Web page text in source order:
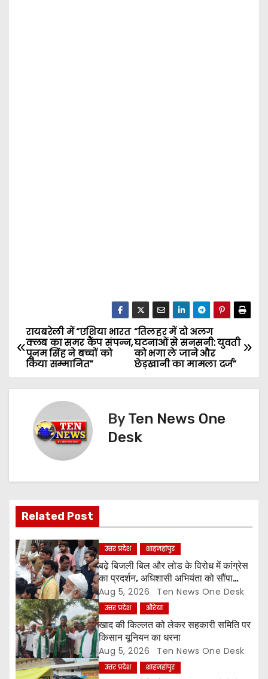
P
o
s
v
g
a
t
i
o
n
“तिलहर में दो अलग
घटनाओं से सनसनी: युवती
को भगा ले जाने और
छेड़खानी का मामला दर्ज”
रायबरेली में “एशिया भारत
क्लब का समर कैंप संपन्न,
पूनम सिंह ने बच्चों को
किया सम्मानित”
ByTen News One
Desk
Related Post
उत्तर प्रदेश शाहजहांपुर
बढ़े बिजली बिल और लोड के विरोध में कांग्रेस
का प्रदर्शन, अधिशासी अभियंता को सौंपा
ज्ञापन
Aug 5, 2026 Ten News One Desk
उत्तर प्रदेश औरेया
खाद की किल्लत को लेकर सहकारी समिति पर
किसान यूनियन का धरना
Aug 5, 2026 Ten News One Desk
उत्तर प्रदेश शाहजहांपुर